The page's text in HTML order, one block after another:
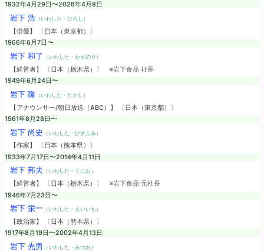
1932年4月29日〜2026年4月8日
岩下 浩（いわした・ひろし）
【俳優】 〔日本（東京都）〕
1966年6月7日〜
岩下 和了 （いわした・かずのり）
【経営者】 〔日本（栃木県）〕 ※岩下食品 社長
1949年6月24日〜
岩下 隆（いわした・たかし）
【アナウンサー/朝日放送（ABC）】 〔日本（東京都）〕
1961年6月28日〜
岩下 尚史 （いわした・ひさふみ）
【作家】 〔日本（熊本県）〕
1933年7月17日〜2014年4月11日
岩下 邦夫 （いわした・くにお）
【経営者】 〔日本（栃木県）〕 ※岩下食品 元社長
1946年7月23日〜
岩下 栄一（いわした・えいいち）
【政治家】 〔日本（熊本県）〕
1917年8月19日〜2002年4月13日
岩下 光男 （いわした・みつお）